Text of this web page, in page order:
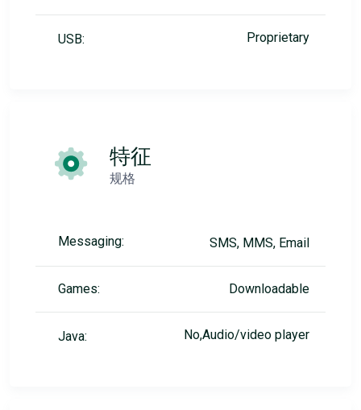
USB: Proprietary
特征
规格
Messaging: SMS, MMS, Email
Games: Downloadable
Java: No,Audio/video player